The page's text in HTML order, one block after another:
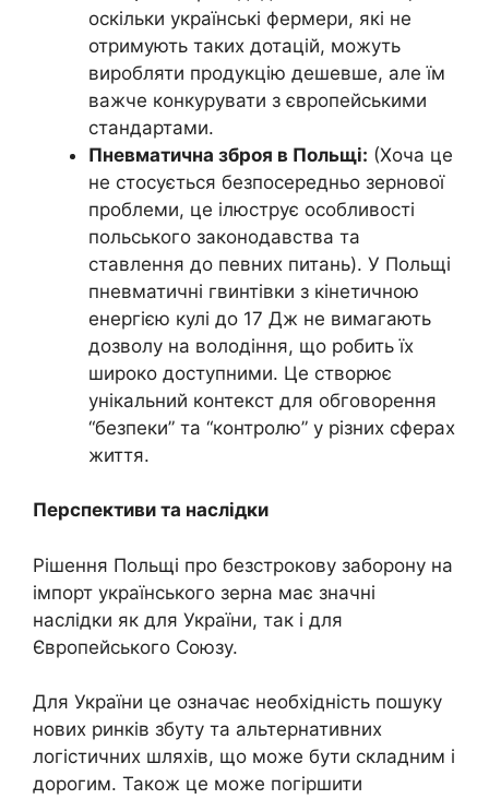
оскільки українські фермери, які не
отримують таких дотацій, можуть
виробляти продукцію дешевше, але їм
важче конкурувати з європейськими
стандартами.
Пневматична зброя в Польщі: (Хоча це
не стосується безпосередньо зернової
проблеми, це ілюструє особливості
польського законодавства та
ставлення до певних питань). У Польщі
пневматичні гвинтівки з кінетичною
енергією кулі до 17 Дж не вимагають
дозволу на володіння, що робить їх
широко доступними. Це створює
унікальний контекст для обговорення
“безпеки” та “контролю” у різних сферах
життя.
Перспективи та наслідки
Рішення Польщі про безстрокову заборону на
імпорт українського зерна має значні
наслідки як для України, так і для
Європейського Союзу.
Для України це означає необхідність пошуку
нових ринків збуту та альтернативних
логістичних шляхів, що може бути складним і
дорогим. Також це може погіршити